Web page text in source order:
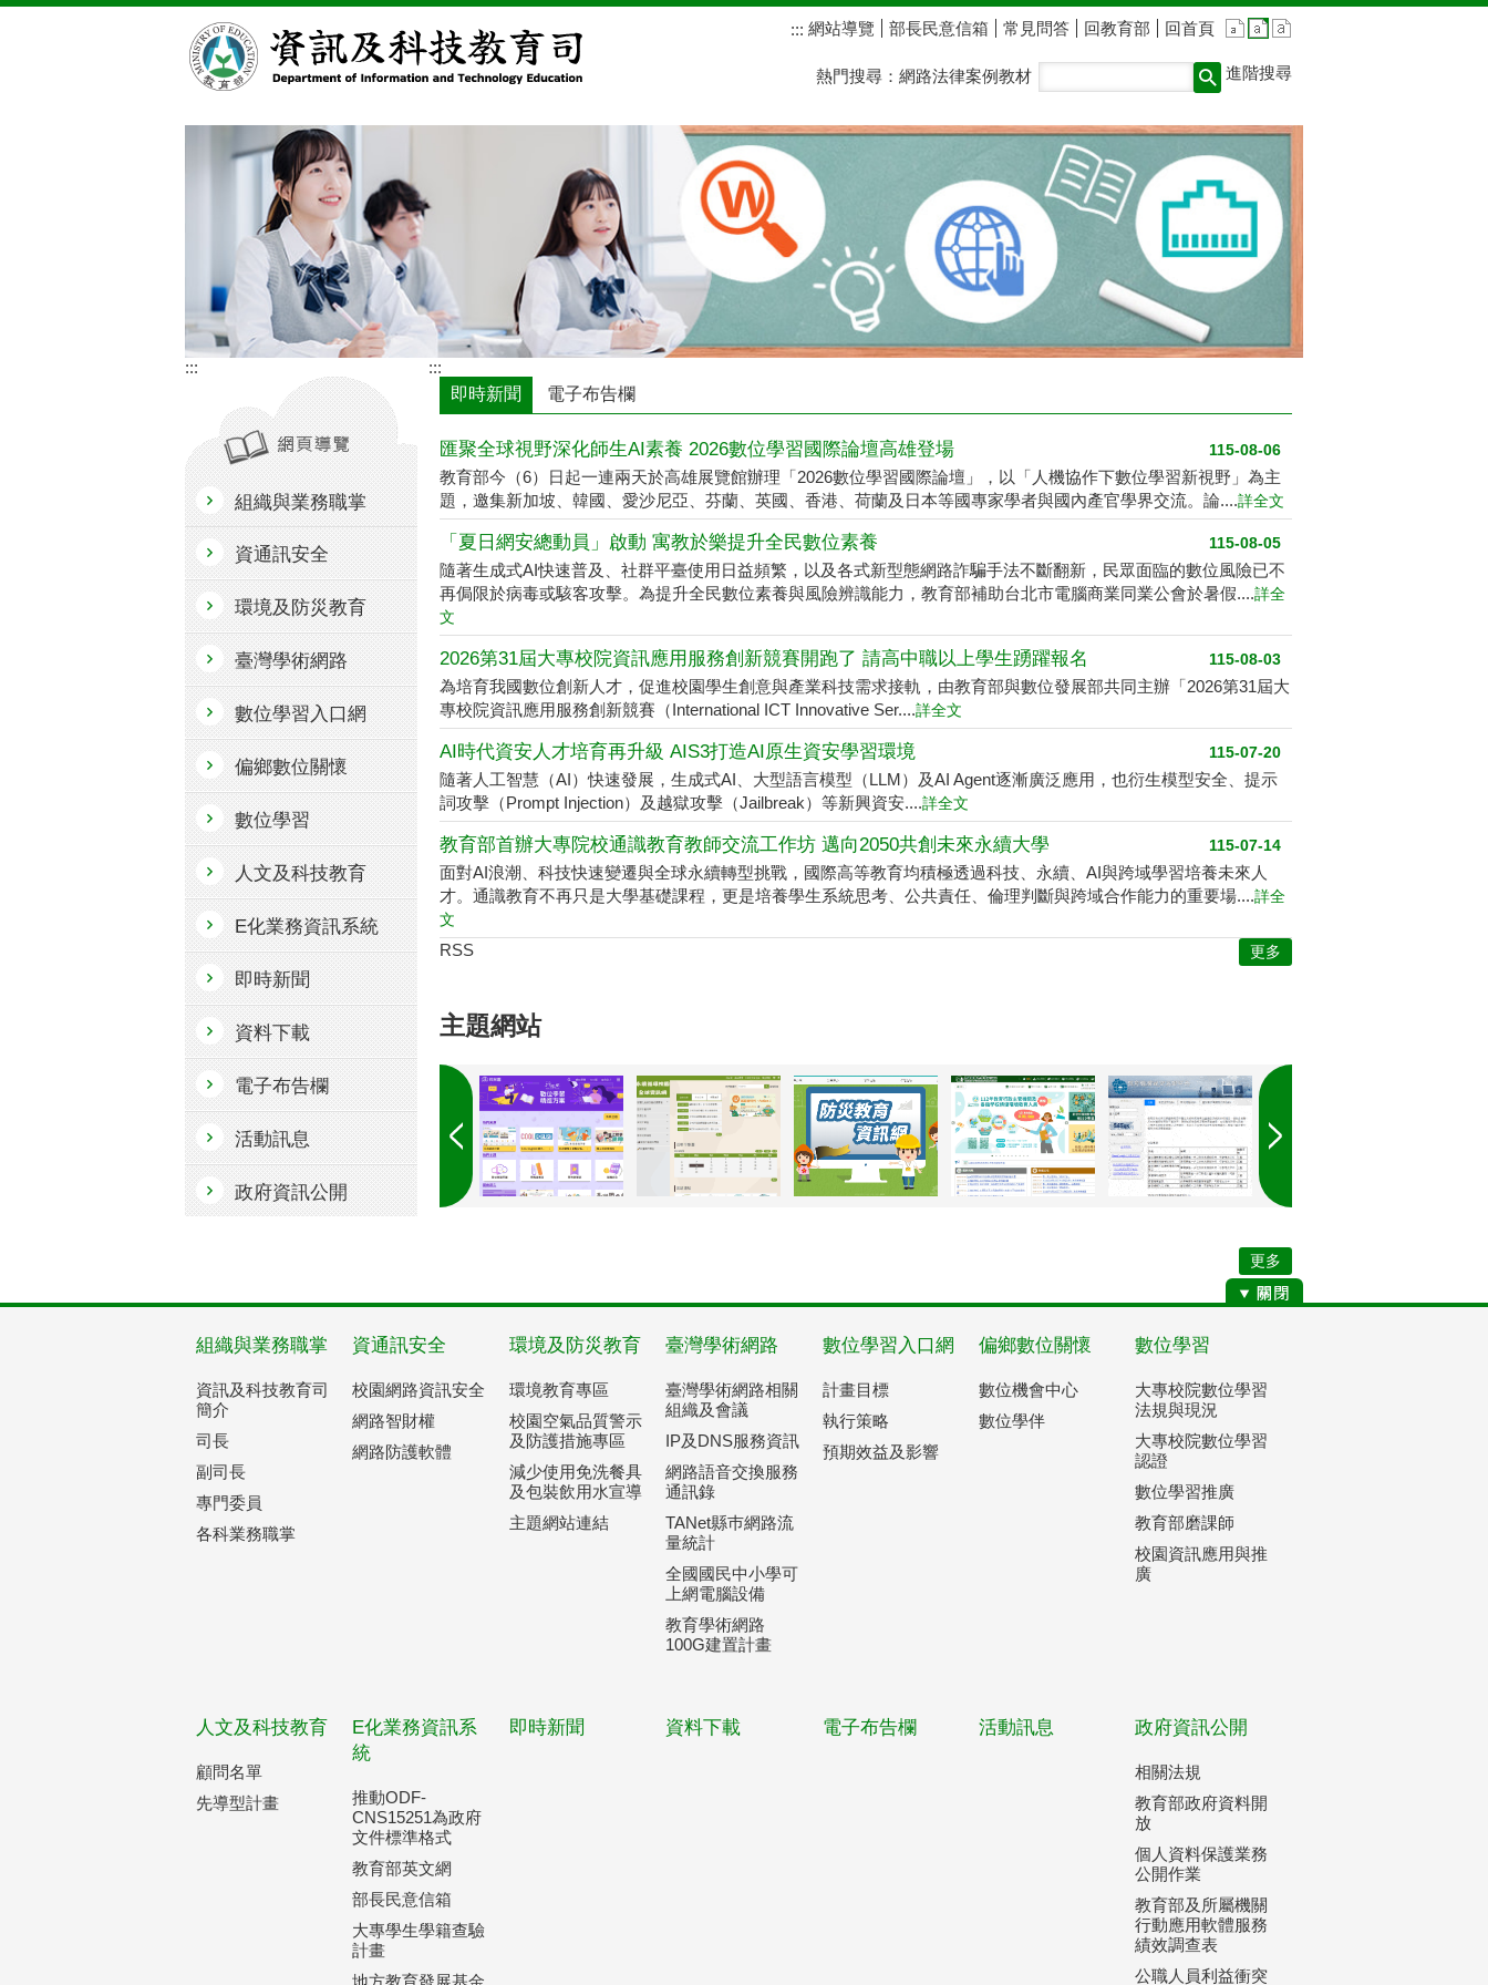
::: 網站導覽 部長民意信箱 常見問答 回教育部 回首頁
進階搜尋
熱門搜尋： 網路法律案例教材
:::
組織與業務職掌
資通訊安全
環境及防災教育
臺灣學術網路
數位學習入口網
偏鄉數位關懷
數位學習
人文及科技教育
E化業務資訊系統
即時新聞
資料下載
電子布告欄
活動訊息
政府資訊公開
:::
即時新聞
電子布告欄
115-08-06
匯聚全球視野深化師生AI素養 2026數位學習國際論壇高雄登場
教育部今（6）日起一連兩天於高雄展覽館辦理「2026數位學習國際論壇」，以「人機協作下數位學習新視野」為主
題，邀集新加坡、韓國、愛沙尼亞、芬蘭、英國、香港、荷蘭及日本等國專家學者與國內產官學界交流。論....詳全文
115-08-05
「夏日網安總動員」啟動 寓教於樂提升全民數位素養
隨著生成式AI快速普及、社群平臺使用日益頻繁，以及各式新型態網路詐騙手法不斷翻新，民眾面臨的數位風險已不
再侷限於病毒或駭客攻擊。為提升全民數位素養與風險辨識能力，教育部補助台北市電腦商業同業公會於暑假....詳全
文
115-08-03
2026第31屆大專校院資訊應用服務創新競賽開跑了 請高中職以上學生踴躍報名
為培育我國數位創新人才，促進校園學生創意與產業科技需求接軌，由教育部與數位發展部共同主辦「2026第31屆大
專校院資訊應用服務創新競賽（International ICT Innovative Ser....詳全文
115-07-20
AI時代資安人才培育再升級 AIS3打造AI原生資安學習環境
隨著人工智慧（AI）快速發展，生成式AI、大型語言模型（LLM）及AI Agent逐漸廣泛應用，也衍生模型安全、提示
詞攻擊（Prompt Injection）及越獄攻擊（Jailbreak）等新興資安....詳全文
115-07-14
教育部首辦大專院校通識教育教師交流工作坊 邁向2050共創未來永續大學
面對AI浪潮、科技快速變遷與全球永續轉型挑戰，國際高等教育均積極透過科技、永續、AI與跨域學習培養未來人
才。通識教育不再只是大學基礎課程，更是培養學生系統思考、公共責任、倫理判斷與跨域合作能力的重要場....詳全
文
RSS 更多
主題網站
更多
組織與業務職掌
資訊及科技教育司
簡介
司長
副司長
專門委員
各科業務職掌
資通訊安全
校園網路資訊安全
網路智財權
網路防護軟體
環境及防災教育
環境教育專區
校園空氣品質警示
及防護措施專區
減少使用免洗餐具
及包裝飲用水宣導
主題網站連結
臺灣學術網路
臺灣學術網路相關
組織及會議
IP及DNS服務資訊
網路語音交換服務
通訊錄
TANet縣巿網路流
量統計
全國國民中小學可
上網電腦設備
教育學術網路
100G建置計畫
數位學習入口網
計畫目標
執行策略
預期效益及影響
偏鄉數位關懷
數位機會中心
數位學伴
數位學習
大專校院數位學習
法規與現況
大專校院數位學習
認證
數位學習推廣
教育部磨課師
校園資訊應用與推
廣
人文及科技教育
顧問名單
先導型計畫
E化業務資訊系
統
推動ODF-
CNS15251為政府
文件標準格式
教育部英文網
部長民意信箱
大專學生學籍查驗
計畫
地方教育發展基金
即時新聞 資料下載 電子布告欄 活動訊息 政府資訊公開
相關法規
教育部政府資料開
放
個人資料保護業務
公開作業
教育部及所屬機關
行動應用軟體服務
績效調查表
公職人員利益衝突